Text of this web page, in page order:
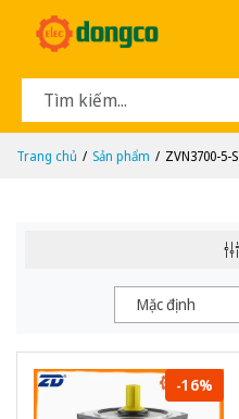
Trang chủ Sản phẩm ZVN3700-5-S
Mặc định
-16%